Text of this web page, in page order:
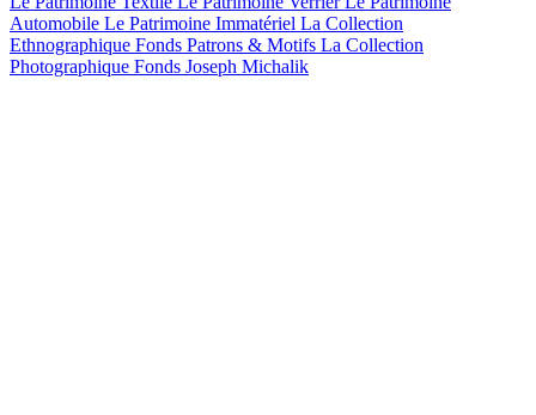
Automobile Le Patrimoine Immatériel La Collection
Ethnographique Fonds Patrons & Motifs La Collection
Photographique Fonds Joseph Michalik